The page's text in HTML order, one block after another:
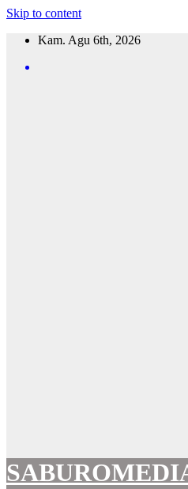
Skip to content
Kam. Agu 6th, 2026